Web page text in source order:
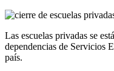
Las escuelas privadas se
dependencias de Servicios
país.